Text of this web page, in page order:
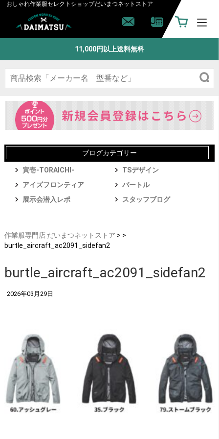
おしゃれ作業服セレクトショップだいまつネットストア
11,000円以上送料無料
ブログカテゴリー
寅壱-TORAICHI-
TSデザイン
アイズフロンティア
バートル
展示会潜入レポ
スタッフブログ
作業服専門店 だいまつネットストア > >
burtle_aircraft_ac2091_sidefan2
burtle_aircraft_ac2091_sidefan2
2026年03月29日